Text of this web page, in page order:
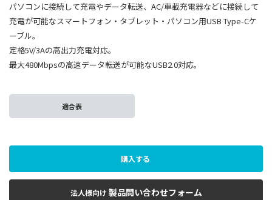
パソコンに接続して充電やデータ転送、AC/車載充電器などに接続して
充電が可能なスマートフォン・タブレット・パソコン用USB Type-Cケ
ーブル。
定格5V/3Aの高出力充電対応。
最大480Mbpsの高速データ転送が可能なUSB2.0対応。
適合表
購入する
法人様向け 製品問い合わせフォーム